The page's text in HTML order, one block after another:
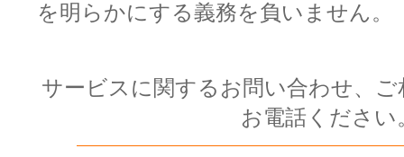
を明らかにする義務を負いません。
サービスに関するお問い合わせ、
お電話ください